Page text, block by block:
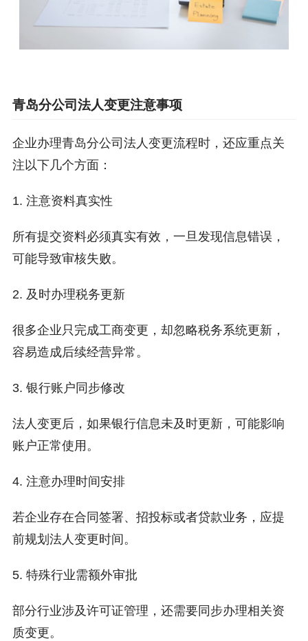
青岛分公司法人变更注意事项
企业办理青岛分公司法人变更流程时，还应重点关
注以下几个方面：
1. 注意资料真实性
所有提交资料必须真实有效，一旦发现信息错误，
可能导致审核失败。
2. 及时办理税务更新
很多企业只完成工商变更，却忽略税务系统更新，
容易造成后续经营异常。
3. 银行账户同步修改
法人变更后，如果银行信息未及时更新，可能影响
账户正常使用。
4. 注意办理时间安排
若企业存在合同签署、招投标或者贷款业务，应提
前规划法人变更时间。
5. 特殊行业需额外审批
部分行业涉及许可证管理，还需要同步办理相关资
质变更。